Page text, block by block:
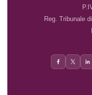
Reg. Tribunale